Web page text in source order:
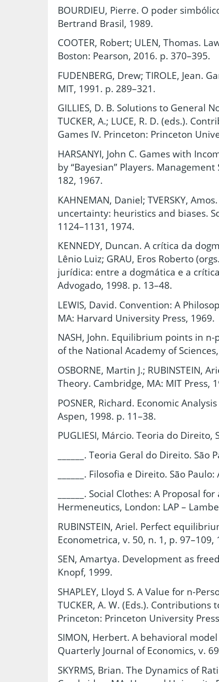
BOURDIEU, Pierre. O poder
Bertrand Brasil, 1989.
COOTER, Robert; ULEN, Thomas.
Boston: Pearson, 2016. p. 370–395.
FUDENBERG, Drew; TIROLE, Jean.
MIT, 1991. p. 289–321.
GILLIES, D. B. Solutions to General
TUCKER, A.; LUCE, R. D. (eds.).
Games IV. Princeton: Princeton
HARSANYI, John C. Games with
by “Bayesian” Players.
182, 1967.
KAHNEMAN, Daniel; TVERSKY,
uncertainty: heuristics and biases.
1124–1131, 1974.
KENNEDY, Duncan. A crítica da
Lênio Luiz; GRAU, Eros Roberto
jurídica: entre a dogmática e a
Advogado, 1998. p. 13–48.
LEWIS, David. Convention: A
MA: Harvard University Press, 1969.
NASH, John. Equilibrium points in
of the National Academy of
OSBORNE, Martin J.; RUBINSTEIN,
Theory. Cambridge, MA: MIT Press,
POSNER, Richard. Economic
Aspen, 1998. p. 11–38.
PUGLIESI, Márcio. Teoria do Direito,
______. Teoria Geral do Direito.
______. Filosofia e Direito. São
______. Social Clothes: A Proposal
Hermeneutics, London: LAP –
RUBINSTEIN, Ariel. Perfect
Econometrica, v. 50, n. 1, p. 97–109,
SEN, Amartya. Development as
Knopf, 1999.
SHAPLEY, Lloyd S. A Value for n-
TUCKER, A. W. (Eds.). Contributions
Princeton: Princeton University
SIMON, Herbert. A behavioral
Quarterly Journal of Economics, v.
SKYRMS, Brian. The Dynamics of